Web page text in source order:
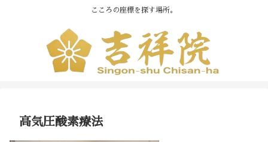
こころの座標を探す場所。
高気圧酸素療法